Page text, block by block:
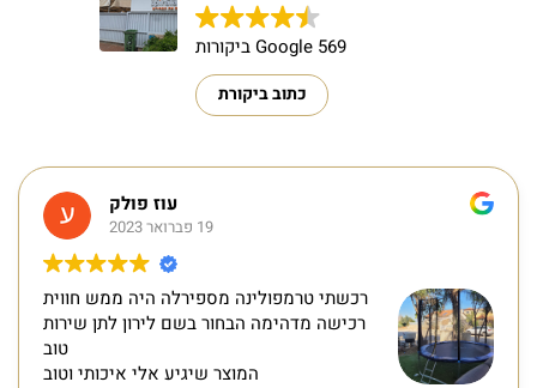
569 Google ביקורות
כתוב ביקורת
עוז פולק
19 פברואר 2023
רכשתי טרמפולינה מספירלה היה ממש חווית
רכישה מדהימה הבחור בשם לירון לתן שירות
טוב
המוצר שיגיע אלי איכותי וטוב